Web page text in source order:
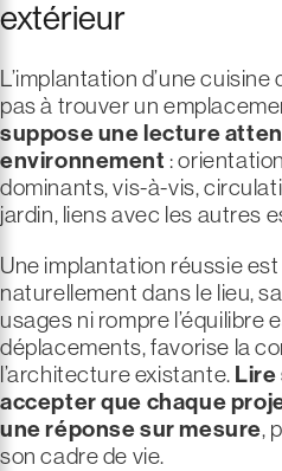
extérieur
L’implantation d’une cuisine
pas à trouver un
suppose une lecture
environnement :
dominants, vis-à-vis,
jardin, liens avec les autres
Une implantation réussie est
naturellement dans le lieu,
usages ni rompre l’équilibre
déplacements, favorise la
l’architecture existante. Lire
accepter que chaque
une réponse sur mesure,
son cadre de vie.